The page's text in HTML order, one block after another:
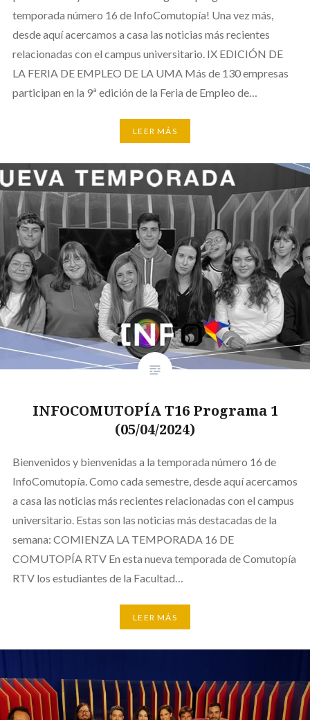
temporada número 16 de InfoComutopía! Una vez más,
desde aquí acercamos a casa las noticias más recientes
relacionadas con el campus universitario. IX EDICIÓN DE
LA FERIA DE EMPLEO DE LA UMA Más de 130 empresas
participan en la 9ª edición de la Feria de Empleo de…
LEER MÁS
INFOCOMUTOPÍA T16 Programa 1
(05/04/2024)
Bienvenidos y bienvenidas a la temporada número 16 de
InfoComutopía. Como cada semestre, desde aquí acercamos
a casa las noticias más recientes relacionadas con el campus
universitario. Estas son las noticias más destacadas de la
semana: COMIENZA LA TEMPORADA 16 DE
COMUTOPÍA RTV En esta nueva temporada de Comutopía
RTV los estudiantes de la Facultad…
LEER MÁS